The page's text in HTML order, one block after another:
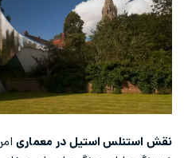
نقش استنلس استیل در معماری